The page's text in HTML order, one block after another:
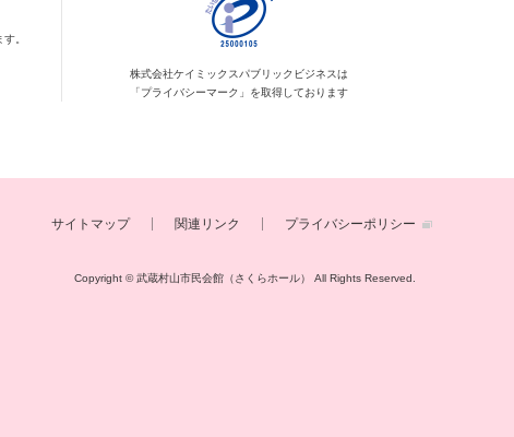
。
株式会社ケイミックス パブリックビジネスは
「プライバシーマーク」を取得しております
サイトマップ 関連リンク プライバシーポリシー
Copyright © 武蔵村山市民会館（さくらホール） All Rights Reserved.